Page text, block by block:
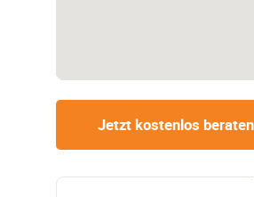
Jetzt kostenlos